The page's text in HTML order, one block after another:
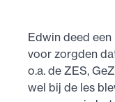
Edwin deed
voor zorgden
o.a. de ZES,
wel bij de les